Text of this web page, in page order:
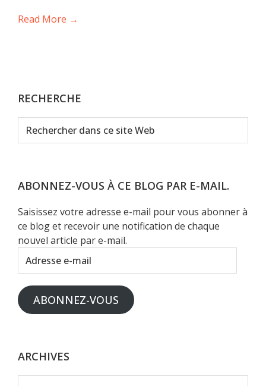
Read More →
RECHERCHE
Rechercher
dans
Web
ABONNEZ-VOUS À CE BLOG PAR E-MAIL.
Saisissez votre adresse e-mail pour vous abonner à
ce blog et recevoir une notification de chaque
nouvel article par e-mail.
Adresse
e-
mail
ABONNEZ-VOUS
ARCHIVES